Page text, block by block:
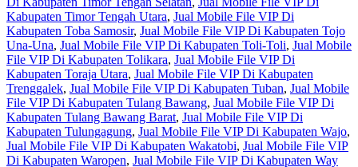
Kabupaten Timor Tengah Utara, Jual Mobile File VIP Di
Kabupaten Toba Samosir, Jual Mobile File VIP Di Kabupaten Tojo
Una-Una, Jual Mobile File VIP Di Kabupaten Toli-Toli, Jual Mobile
File VIP Di Kabupaten Tolikara, Jual Mobile File VIP Di
Kabupaten Toraja Utara, Jual Mobile File VIP Di Kabupaten
Trenggalek, Jual Mobile File VIP Di Kabupaten Tuban, Jual Mobile
File VIP Di Kabupaten Tulang Bawang, Jual Mobile File VIP Di
Kabupaten Tulang Bawang Barat, Jual Mobile File VIP Di
Kabupaten Tulungagung, Jual Mobile File VIP Di Kabupaten Wajo,
Jual Mobile File VIP Di Kabupaten Wakatobi, Jual Mobile File VIP
Di Kabupaten Waropen, Jual Mobile File VIP Di Kabupaten Way